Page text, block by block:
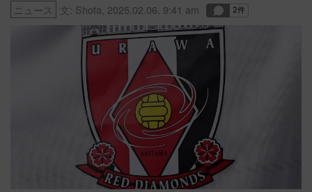
ニュース 文: Shota 2025.02.06. 9:41 am